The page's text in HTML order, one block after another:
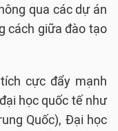
qua các dự án
cách giữa đào tạo
cực đẩy mạnh
học quốc tế như
Quốc), Đại học